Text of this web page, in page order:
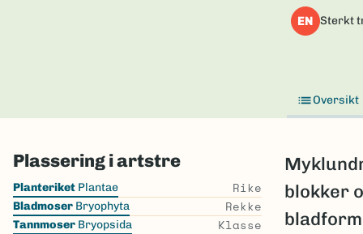
EN Sterkt
Oversikt
Plassering i artstre
Skip
the
list
Planteriket Plantae Rike
Bladmoser Bryophyta Rekke
Tannmoser Bryopsida Klasse
blokker